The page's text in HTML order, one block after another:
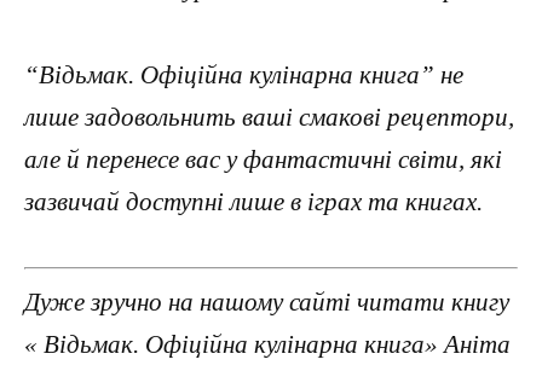
“Відьмак. Офіційна кулінарна книга” не
лише задовольнить ваші смакові рецептори,
але й перенесе вас у фантастичні світи, які
зазвичай доступні лише в іграх та книгах.
Дуже зручно на нашому сайті читати книгу
« Відьмак. Офіційна кулінарна книга» Аніта